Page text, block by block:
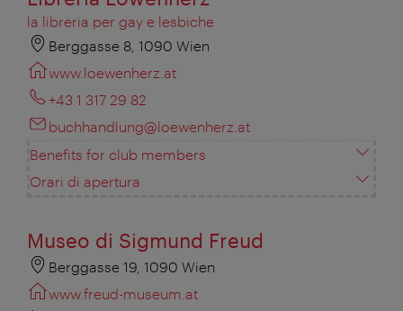
la libreria per gay e lesbiche
Berggasse 8, 1090 Wien
www.loewenherz.at
+43 1 317 29 82
buchhandlung@loewenherz.at
Benefits for club members
Orari di apertura
Museo di Sigmund Freud
Berggasse 19, 1090 Wien
www.freud-museum.at